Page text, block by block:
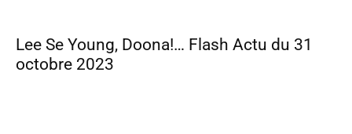
Lee Se Young, Doona!… Flash Actu du 31
octobre 2023